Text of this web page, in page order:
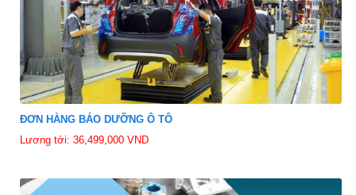
ĐƠN HÀNG BẢO DƯỠNG Ô TÔ
Lương tới: 36,499,000 VND